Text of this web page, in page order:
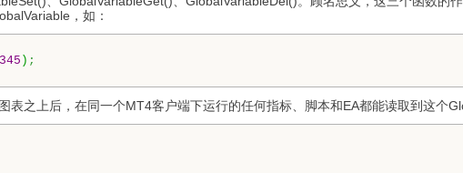
，如：
) ;
表之上后，在同一个MT4客户端下运行的任何指标、脚本和EA都能读取到这个